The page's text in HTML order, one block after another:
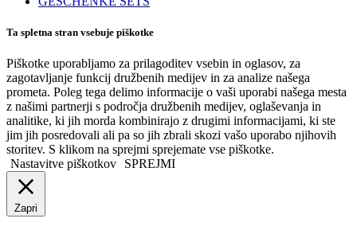
Ta spletna stran vsebuje piškotke
Piškotke uporabljamo za prilagoditev vsebin in oglasov, za
zagotavljanje funkcij družbenih medijev in za analize našega
prometa. Poleg tega delimo informacije o vaši uporabi našega mesta
z našimi partnerji s področja družbenih medijev, oglaševanja in
analitike, ki jih morda kombinirajo z drugimi informacijami, ki ste
jim jih posredovali ali pa so jih zbrali skozi vašo uporabo njihovih
storitev. S klikom na sprejmi sprejemate vse piškotke.
Nastavitve piškotkov
SPREJMI
Zapri